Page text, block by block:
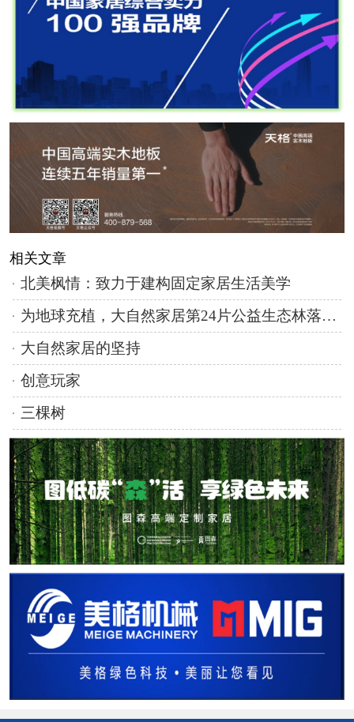
相关文章
北美枫情：致力于建构固定家居生活美学
为地球充植，大自然家居第24片公益生态林落地雄安新区
大自然家居的坚持
创意玩家
三棵树